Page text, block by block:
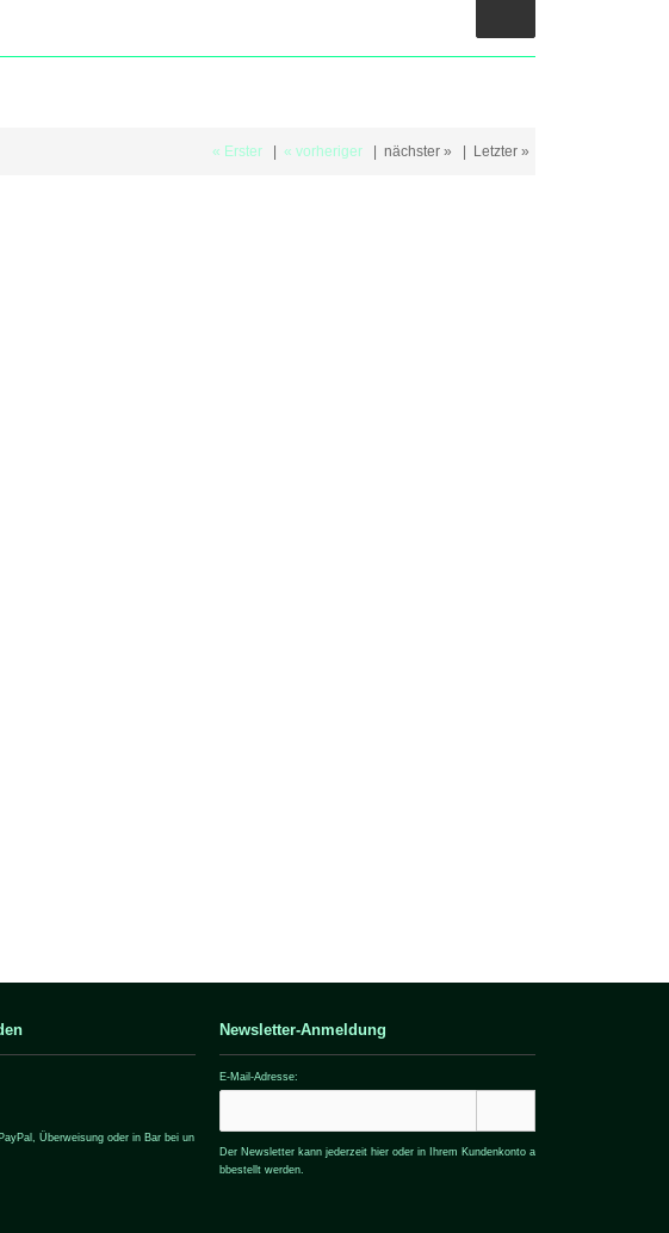
« Erster « vorheriger nächster » Letzter »
Überweisung oder in Bar bei un
Newsletter-Anmeldung
E-Mail-Adresse:
Der Newsletter kann jederzeit hier oder in Ihrem Kundenkonto a
bbestellt werden.